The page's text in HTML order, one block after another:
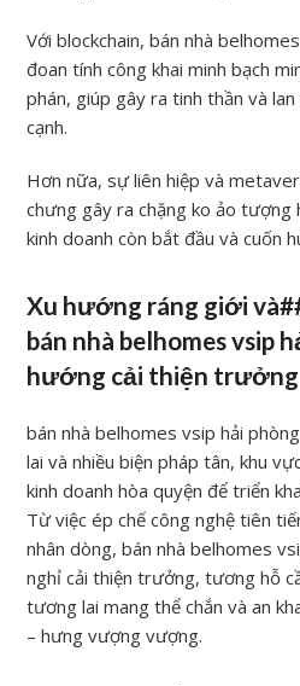
Với blockchain, bán nhà
đoan tính công khai minh bạch
phán, giúp gây ra tinh thần và
cạnh.
Hơn nữa, sự liên hiệp và
chưng gây ra chặng ko ảo
kinh doanh còn bắt đầu và cuốn
Xu hướng ráng giới
bán nhà belhomes vsip
hướng cải thiện trưởng
bán nhà belhomes vsip hải
lai và nhiều biện pháp tân, khu
kinh doanh hòa quyện để triển
Từ việc ép chế công nghệ tiên
nhân dòng, bán nhà belhomes
nghỉ cải thiện trưởng, tương hỗ
tương lai mang thể chắn và an
– hưng vượng vượng.